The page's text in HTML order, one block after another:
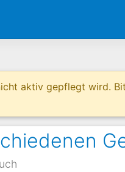
aktiv gepflegt wird.